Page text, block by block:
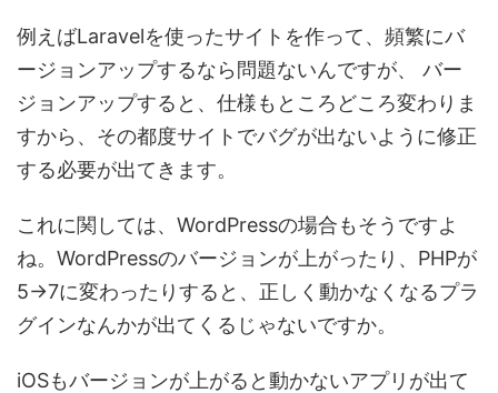
例えばLaravelを使ったサイトを作って、頻繁にバ
ージョンアップするなら問題ないんですが、
バー
ジョンアップすると、仕様もところどころ変わりま
すから、その都度サイトでバグが出ないように修正
する必要が出てきます。
これに関しては、WordPressの場合もそうですよ
ね。WordPressのバージョンが上がったり、PHPが
5→7に変わったりすると、正しく動かなくなるプラ
グインなんかが出てくるじゃないですか。
iOSもバージョンが上がると動かないアプリが出て